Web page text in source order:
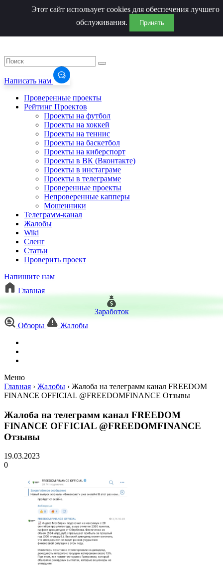
Написать нам
Проверенные проекты
Рейтинг Проектов
Проекты на футбол
Проекты на хоккей
Проекты на теннис
Проекты на баскетбол
Проекты на киберспорт
Проекты в ВК (Вконтакте)
Проекты в инстаграме
Проекты в телеграмме
Проверенные проекты
Непроверенные капперы
Мошенники
Телеграмм-канал
Жалобы
Wiki
Сленг
Статьи
Проверить проект
Напишите нам
Главная
Заработок
Обзоры
Жалобы
Меню
Этот сайт использует cookies для обеспечения лучшего
обслуживания.
Принять
Главная › Жалобы › Жалоба на телеграмм канал FREEDOM
FINANCE OFFICIAL @FREEDOMFINANCE Отзывы
Жалоба на телеграмм канал FREEDOM
FINANCE OFFICIAL @FREEDOMFINANCE
Отзывы
19.03.2023
0